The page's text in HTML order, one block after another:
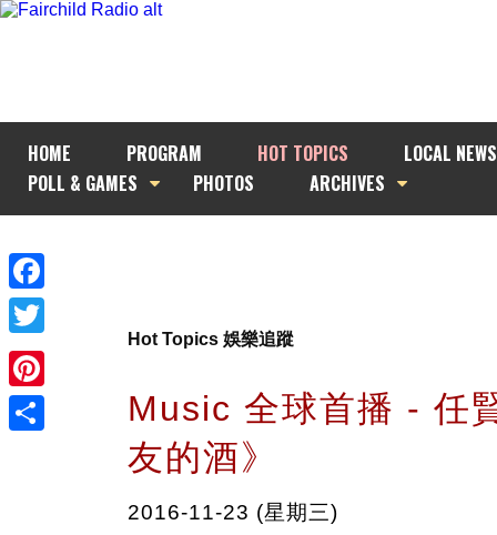
HOME PROGRAM HOT TOPICS
LOCAL NEWS
POLL & GAMES
PHOTOS ARCHIVES
Facebook
Twitter
Pinterest
Hot Topics 娛樂追蹤
Music 全球首播 - 任
友的酒》
2016-11-23 (星期三)